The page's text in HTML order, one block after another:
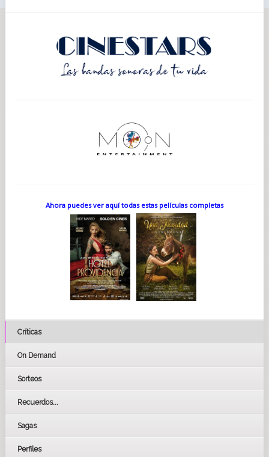
Ahora puedes ver aquí todas estas películas completas
Críticas
On Demand
Sorteos
Recuerdos...
Sagas
Perfiles